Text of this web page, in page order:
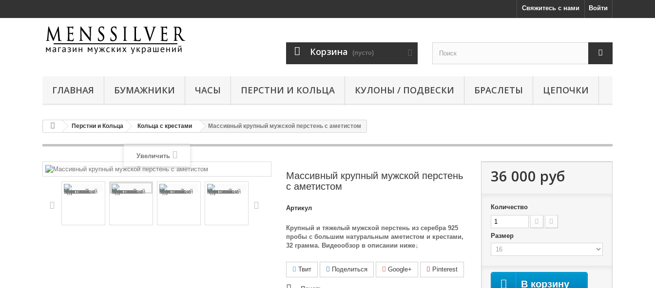
Войти
Свяжитесь с нами
Корзина (пусто)
ГЛАВНАЯ БУМАЖНИКИ ЧАСЫ ПЕРСТНИ И КОЛЬЦА КУЛОНЫ / ПОДВЕСКИ БРАСЛЕТЫ ЦЕПОЧКИ
Перстни и Кольца Кольца с крестами Массивный крупный мужской перстень с аметистом
Увеличить
Массивный крупный мужской перстень
с аметистом
Артикул
Крупный и тяжелый мужской перстень из серебра 925
пробы с большим натуральным аметистом и крестами,
32 грамма. Видеообзор в описании ниже↓
Твит Поделиться Google+ Pinterest
36 000 руб
Количество
Размер
В корзину